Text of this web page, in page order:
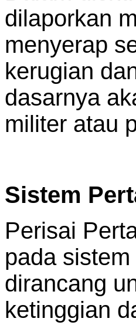
dilaporkan
menyerap
kerugian
dasarnya
militer atau
Sistem
Perisai
pada
dirancang
ketinggian